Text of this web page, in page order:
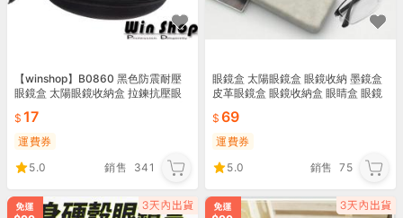
【winshop】B0860 黑色防震耐壓
眼鏡盒 太陽眼鏡收納盒 拉鍊抗壓眼
品 17
運費券
5.0
銷售 341
眼鏡盒 太陽眼鏡盒 眼鏡收納 墨鏡盒
皮革眼鏡盒 眼鏡收納盒 眼睛盒 眼鏡
旅行
69
運費券
5.0
銷售 75